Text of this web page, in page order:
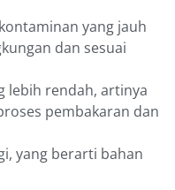
yang jauh
dan sesuai
lebih rendah, artinya
pembakaran dan
yang berarti bahan